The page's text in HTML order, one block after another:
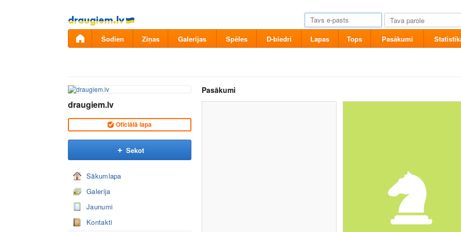
Pāriet
uz
saturu
Šodien Ziņas Galerijas Spēles D-biedri Lapas Tops Pasākumi
draugiem.lv
Oficiālā lapa
Sekot
Sākumlapa
Galerija
Jaunumi
Kontakti
Pasākumi